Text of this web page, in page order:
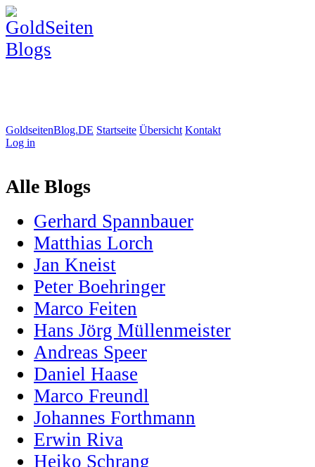
GoldseitenBlog.DE Startseite Übersicht Kontakt
Log in
Alle Blogs
Gerhard Spannbauer
Matthias Lorch
Jan Kneist
Peter Boehringer
Marco Feiten
Hans Jörg Müllenmeister
Andreas Speer
Daniel Haase
Marco Freundl
Johannes Forthmann
Erwin Riva
Heiko Schrang